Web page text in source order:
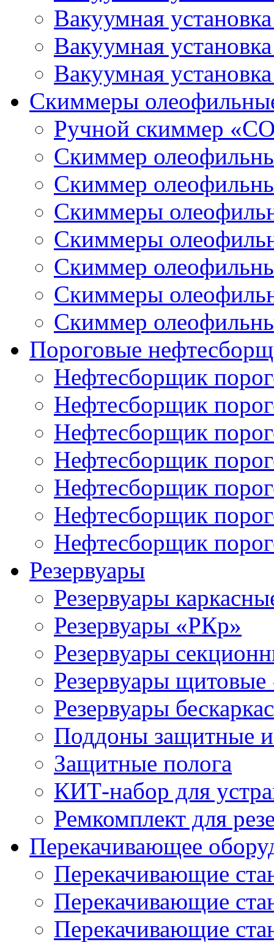
Вакуумная
Вакуумная
Вакуумная
Скиммеры
Ручной скиммер
Скиммер
Скиммер
Скиммеры
Скиммеры
Скиммер
Скиммеры
Скиммер
Пороговые
Нефтесборщик
Нефтесборщик
Нефтесборщик
Нефтесборщик
Нефтесборщик
Нефтесборщик
Нефтесборщик
Резервуары
Резервуары
Резервуары «РКр»
Резервуары
Резервуары
Резервуары
Поддоны защитные
Защитные полога
КИТ-набор для
Ремкомплект для
Перекачивающее
Перекачивающие
Перекачивающие
Перекачивающие